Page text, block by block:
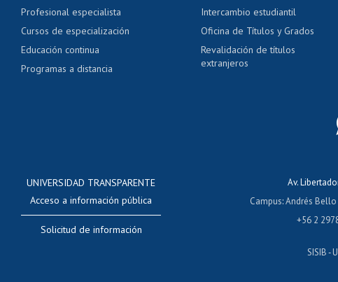
Mi Uchile Ayuda
Profesional especialista
Cursos de especialización
Educación continua
Programas a distancia
Intercambio estudiantil
Oficina de Títulos y Grados
Revalidación de títulos
extranjeros
UNIVERSIDAD TRANSPARENTE
Acceso a información pública
Solicitud de información
Av.
Campus:Andrés Bello
+56 2
SISIB -